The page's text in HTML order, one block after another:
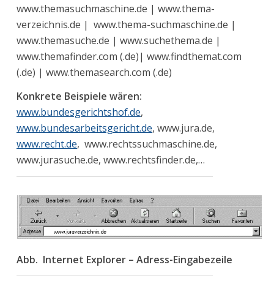
www.themasuchmaschine.de | www.thema-
verzeichnis.de | www.thema-suchmaschine.de |
www.themasuche.de | www.suchethema.de |
www.themafinder.com (.de)| www.findthemat.com
(.de) | www.themasearch.com (.de)
Konkrete Beispiele wären:
www.bundesgerichtshof.de,
www.bundesarbeitsgericht.de, www.jura.de,
www.recht.de, www.rechtssuchmaschine.de,
www.jurasuche.de, www.rechtsfinder.de,…
Abb. Internet Explorer – Adress-Eingabezeile